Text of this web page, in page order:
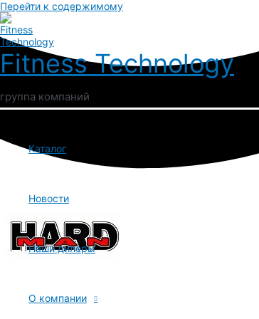
Перейти к содержимому
Fitness Technology
группа компаний
Каталог
Новости
Наши дилеры
О компании